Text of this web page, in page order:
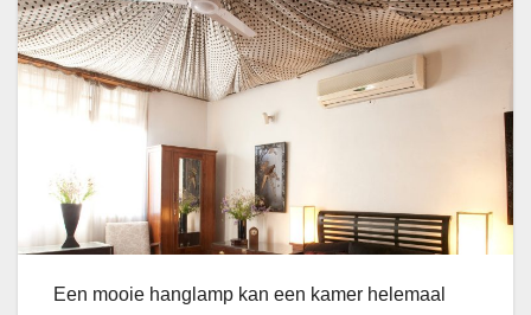
Een mooie hanglamp kan een kamer helemaal